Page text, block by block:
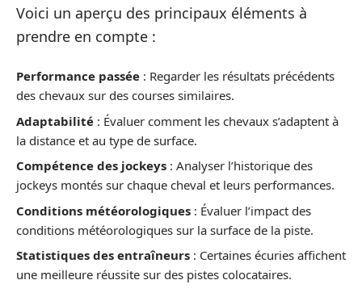
Voici un aperçu des principaux éléments à
prendre en compte :
Performance passée : Regarder les résultats précédents
des chevaux sur des courses similaires.
Adaptabilité : Évaluer comment les chevaux s’adaptent à
la distance et au type de surface.
Compétence des jockeys : Analyser l’historique des
jockeys montés sur chaque cheval et leurs performances.
Conditions météorologiques : Évaluer l’impact des
conditions météorologiques sur la surface de la piste.
Statistiques des entraîneurs : Certaines écuries affichent
une meilleure réussite sur des pistes colocataires.